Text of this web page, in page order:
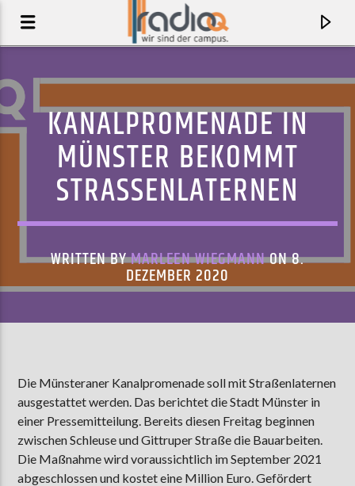
KAKIHANA
AKTUELLE SENDUNG
MOEBIUS
19:00 24:00
KANALPROMENADE IN
MÜNSTER BEKOMMT
STRASSENLATERNEN
WRITTEN BYMARLEEN WIEGMANNON 8.
DEZEMBER 2020
Die Münsteraner Kanalpromenade soll mit Straßenlaternen
ausgestattet werden. Das berichtet die Stadt Münster in
einer Pressemitteilung. Bereits diesen Freitag beginnen
zwischen Schleuse und Gittruper Straße die Bauarbeiten.
Die Maßnahme wird voraussichtlich im September 2021
abgeschlossen und kostet eine Million Euro. Gefördert